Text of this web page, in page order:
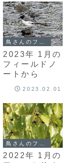
2023年 1月の
フィールドノ
ートから
2023.02.01
2022年 1月の